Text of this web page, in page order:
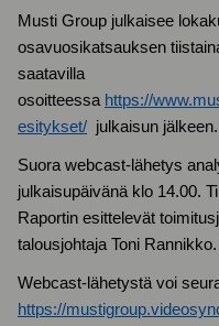
Musti Group julkaisee
osavuosikatsauksen
saatavilla
osoitteessa https://
esitykset/ julkaisun jälkeen.
Suora webcast-lähetys
julkaisupäivänä klo 14.00.
Raportin esittelevät
talousjohtaja Toni Rannikko.
Webcast-lähetystä voi
https://